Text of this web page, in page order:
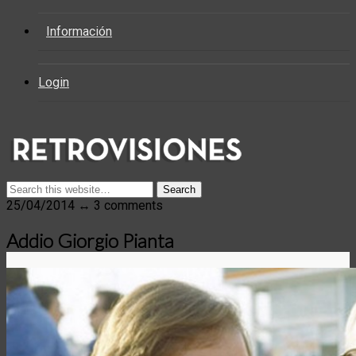
Información
Login
25/04/2014 ↔ 3 comments
Addio Giorgio Pianta